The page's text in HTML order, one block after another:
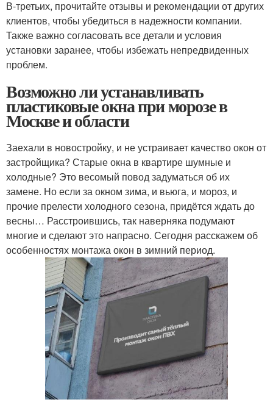
В-третьих, прочитайте отзывы и рекомендации от других
клиентов, чтобы убедиться в надежности компании.
Также важно согласовать все детали и условия
установки заранее, чтобы избежать непредвиденных
проблем.
Возможно ли устанавливать
пластиковые окна при морозе в
Москве и области
Заехали в новостройку, и не устраивает качество окон от
застройщика? Старые окна в квартире шумные и
холодные? Это весомый повод задуматься об их
замене. Но если за окном зима, и вьюга, и мороз, и
прочие прелести холодного сезона, придётся ждать до
весны… Расстроившись, так наверняка подумают
многие и сделают это напрасно. Сегодня расскажем об
особенностях монтажа окон в зимний период.